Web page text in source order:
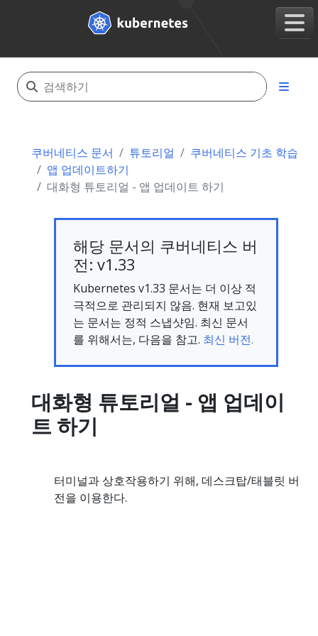
쿠버네티스 문서 튜토리얼
쿠버네티스 기초 학습
앱 업데이트하기
대화형 튜토리얼 - 앱 업데이트 하기
해당 문서의 쿠버네티스 버
전: v1.33
Kubernetes v1.33 문서는 더 이상 적
극적으로 관리되지 않음. 현재 보고있
는 문서는 정적 스냅샷임. 최신 문서
를 위해서는, 다음을 참고. 최신 버전.
대화형 튜토리얼 - 앱 업데이
트 하기
터미널과 상호작용하기 위해, 데스크탑/태블릿 버
전을 이용한다.